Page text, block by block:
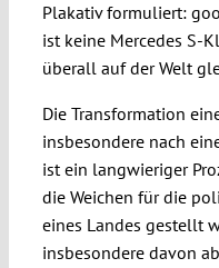
Plakativ formuliert:
ist keine Mercedes S-
überall auf der Welt
Die Transformation
insbesondere nach
ist ein langwieriger
die Weichen für die
eines Landes gestellt
insbesondere davon